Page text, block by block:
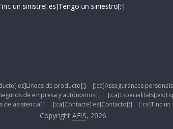
un sinistre[:es]Tengo un siniestro[:]
de producto[:]
[:ca]Assegurances
de empresa y autónomos[:]
de asistencia[:]
[:ca]Contacte[:es]Contacto[:] [:ca]Tinc
Copyright AFIS, 2026